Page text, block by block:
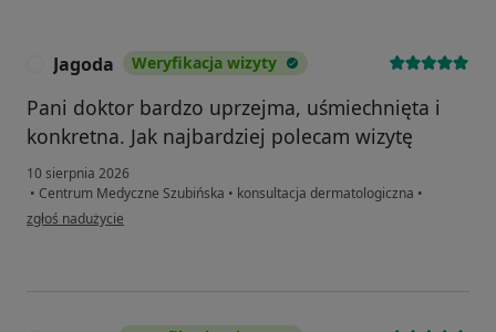
Jagoda Weryfikacja wizyty
Pani doktor bardzo uprzejma, uśmiechnięta i
konkretna. Jak najbardziej polecam wizytę
10 sierpnia 2026
• Centrum Medyczne Szubińska • konsultacja dermatologiczna •
w opinii użytkownika Jagoda
zgłoś nadużycie